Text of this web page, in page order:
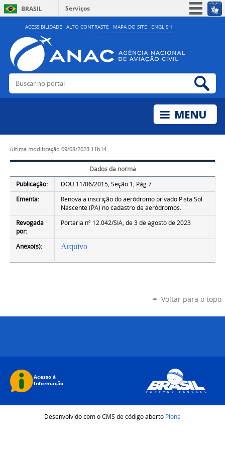
ACESSIBILIDADE ALTO CONTRASTE MAPA DO SITE ENGLISH
BRASIL
Serviços
Simplifique!
Acesso à informação
Legislação
Buscar no portal
última modificação 09/08/2023 11h14
Dados da norma
Publicação:
DOU 11/06/2015, Seção 1, Pág.7
Ementa:
Renova a inscrição do aeródromo privado Pista Sol
Nascente (PA) no cadastro de aeródromos.
Revogada
por:
Portaria nº 12.042/SIA, de 3 de agosto de 2023
Anexo(s): Arquivo
Voltar para o topo
Desenvolvido com o CMS de código aberto Plone